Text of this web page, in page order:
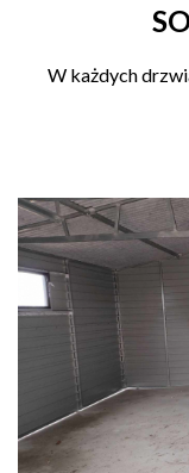
W każdych